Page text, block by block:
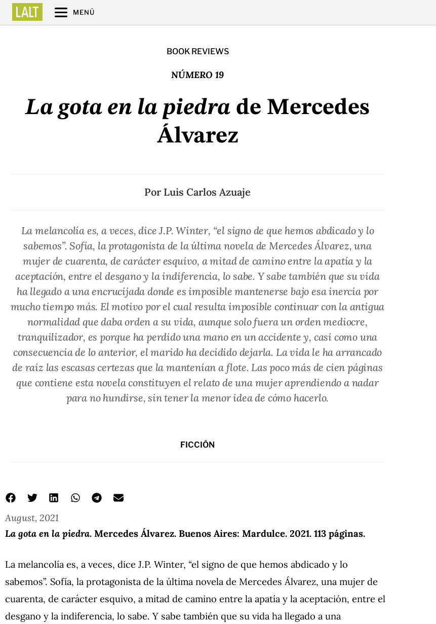
MENÚ
BOOK REVIEWS
NÚMERO 19
La gota en la piedra de Mercedes
Álvarez
Por Luis Carlos Azuaje
La melancolía es, a veces, dice J.P. Winter, “el signo de que hemos abdicado y lo
sabemos”. Sofía, la protagonista de la última novela de Mercedes Álvarez, una
mujer de cuarenta, de carácter esquivo, a mitad de camino entre la apatía y la
aceptación, entre el desgano y la indiferencia, lo sabe. Y sabe también que su vida
ha llegado a una encrucijada donde es imposible mantenerse bajo esa inercia por
mucho tiempo más. El motivo por el cual resulta imposible continuar con la antigua
normalidad que daba orden a su vida, aunque solo fuera un orden mediocre,
tranquilizador, es porque ha perdido una mano en un accidente y, casi como una
consecuencia de lo anterior, el marido ha decidido dejarla. La vida le ha arrancado
de raíz las escasas certezas que la mantenían a flote. Las poco más de cien páginas
que contiene esta novela constituyen el relato de una mujer aprendiendo a nadar
para no hundirse, sin tener la menor idea de cómo hacerlo.
FICCIÓN
August, 2021
La gota en la piedra. Mercedes Álvarez. Buenos Aires: Mardulce. 2021. 113 páginas.
La melancolía es, a veces, dice J.P. Winter, “el signo de que hemos abdicado y lo
sabemos”. Sofía, la protagonista de la última novela de Mercedes Álvarez, una mujer de
cuarenta, de carácter esquivo, a mitad de camino entre la apatía y la aceptación, entre el
desgano y la indiferencia, lo sabe. Y sabe también que su vida ha llegado a una